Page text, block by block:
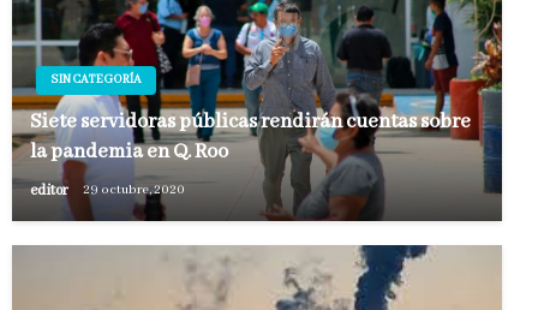
SIN CATEGORÍA
Siete servidoras públicas rendirán cuentas sobre
la pandemia en Q. Roo
editor 29 octubre, 2020